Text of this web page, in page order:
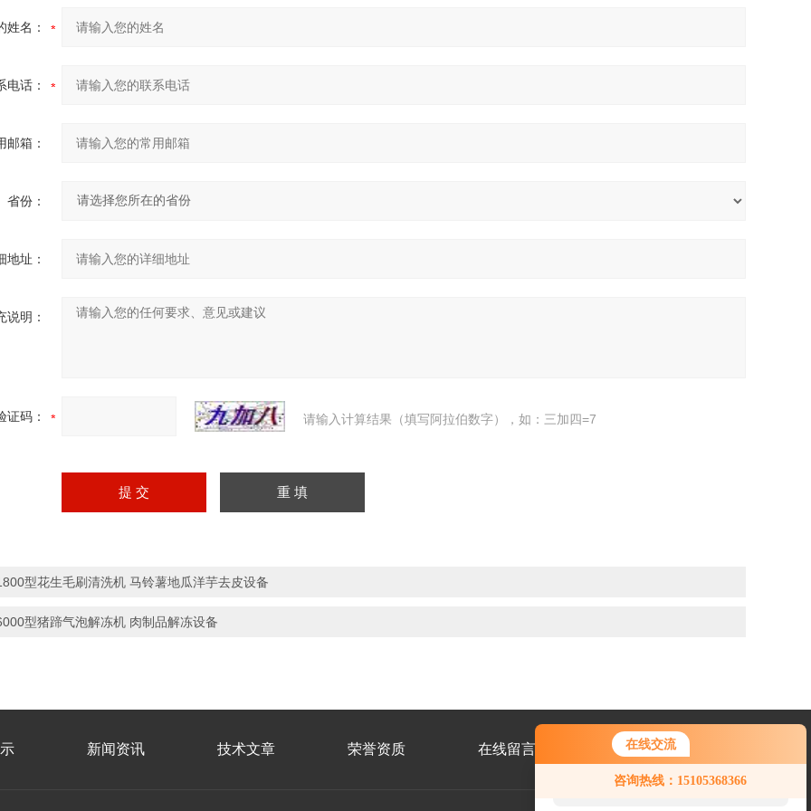
在线交流
咨询热线：15105368366
您好！欢迎前来咨询，很高兴为您
服务，请问您要咨询什么问题呢？
姓名：
电话：
邮箱：
省份：
地址：
说明：
证码： 请输入计算结果（填写阿拉伯数字），如：三加四=7
型花生毛刷清洗机 马铃薯地瓜洋芋去皮设备
型猪蹄气泡解冻机 肉制品解冻设备
新闻资讯 技术文章 荣誉资质 在线留言 联系我们